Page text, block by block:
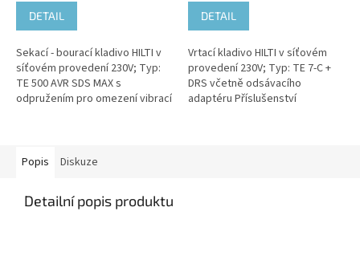
DETAIL
Sekací - bourací kladivo HILTI v
síťovém provedení 230V; Typ:
TE 500 AVR SDS MAX s
odpružením pro omezení vibrací
DETAIL
Vrtací kladivo HILTI v síťovém
provedení 230V; Typ: TE 7-C +
DRS včetně odsávacího
adaptéru Příslušenství
Popis
Diskuze
Detailní popis produktu